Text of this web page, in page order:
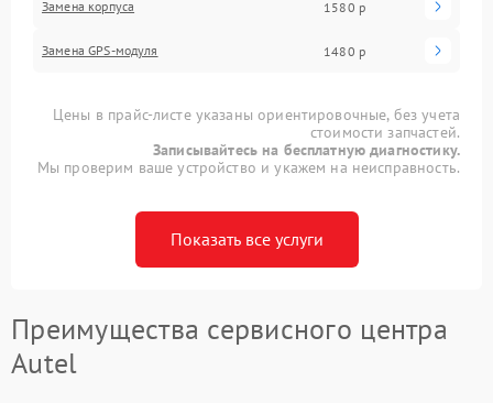
Замена корпуса 1580 р
Замена GPS-модуля 1480 р
Цены в прайс-листе указаны ориентировочные, без учета
стоимости запчастей.
Записывайтесь на бесплатную диагностику.
Мы проверим ваше устройство и укажем на неисправность.
Показать все услуги
Преимущества сервисного центра
Autel